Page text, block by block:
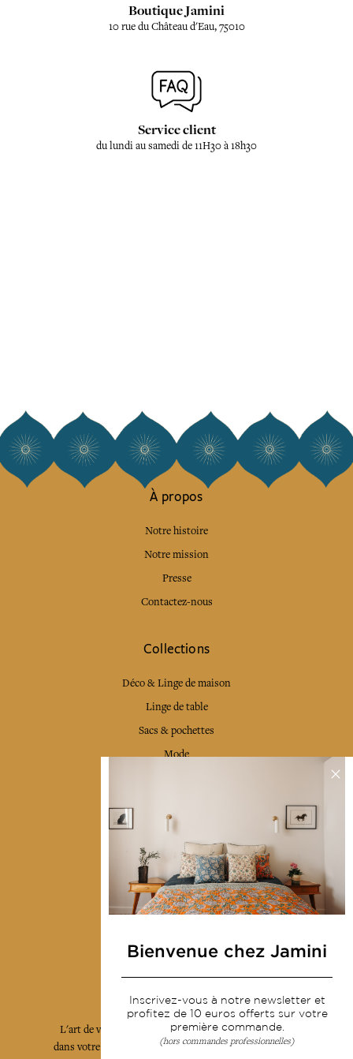
Boutique Jamini
10 rue du Château d'Eau, 75010
Service client
du lundi au samedi de 11H30 à 18h30
À propos
Notre histoire
Notre mission
Presse
Contactez-nous
Collections
Déco & Linge de maison
Linge de table
Sacs & pochettes
Mode
Livraison & retour
CGV
Devenir revendeur
Notre communauté
L'art de vivre JAMINI raconté avec poésie et élégance
dans votre boîte mail. Inscrivez vous à notre newsletter
Bienvenue chez Jamini
Inscrivez-vous à notre newsletter et
profitez de 10 euros offerts sur votre
première commande.
(hors commandes professionnelles)